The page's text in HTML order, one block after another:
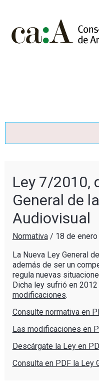
Ley 7/2010,
General de
Audiovisual
Normativa/ 18 de
La Nueva LeyGeneral de
además de serun
regula nuevas
Dicha ley sufrió en 2012
modificaciones.
Consulte normativa en
Las modificaciones en
Descárgate la Ley en
Consulta en PDF la Ley